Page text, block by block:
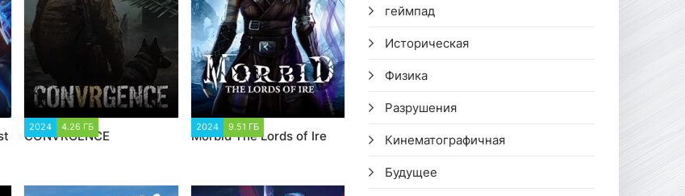
2024 4.26 ГБ
CONVRGENCE
2024 9.51 ГБ
Morbid The Lords of Ire
геймпад
Историческая
Физика
Разрушения
Кинематографичная
Будущее